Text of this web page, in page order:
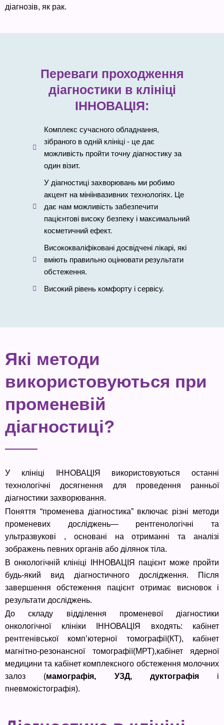
діагнозів, як рак.
Переваги проходження
діагностики в клініці
ІННОВАЦІЯ:
Комплекс сучасного обладнання,
зібраного в одній клініці - це дає
можливість пройти точну діагностику за
один візит.
У діагностиці захворювань ми робимо
акцент на мініінвазивних технологіях. Це
дає нам можливість забезпечити
пацієнтові високу безпеку і максимальний
косметичний ефект.
Висококваліфіковані досвідчені лікарі, які
вміють правильно оцінювати результати
обстеження.
Високий рівень комфорту і сервісу.
Які методи
використовуються при
променевій
діагностиці?
У клініці ІННОВАЦІЯ використовуються останні
технологічні досягнення для проведення ранньої
діагностики захворювання.
Поняття “променева діагностика” включає різні методи
променевих досліджень— рентгенологічні та
ультразвукові , основані на отриманні та аналізі
зображень певних органів або ділянок тіла.
В онкологічній клініці ІННОВАЦІЯ пацієнт може пройти
будь-який вид діагностичного дослідження. Після
завершення обстеження пацієнт отримає висновок і
результати досліджень.
До складу відділення променевої діагностики
онкологічної клініки ІННОВАЦІЯ входять: кабінет
рентгенівської комп’ютерної томографії(КТ), кабінет
магнітно-резонансної томографії(МРТ),кабінет ядерної
медицини та кабінет комплексного обстеження молочних
залоз (мамографія, УЗД, дуктографія і
пневмокістографія).